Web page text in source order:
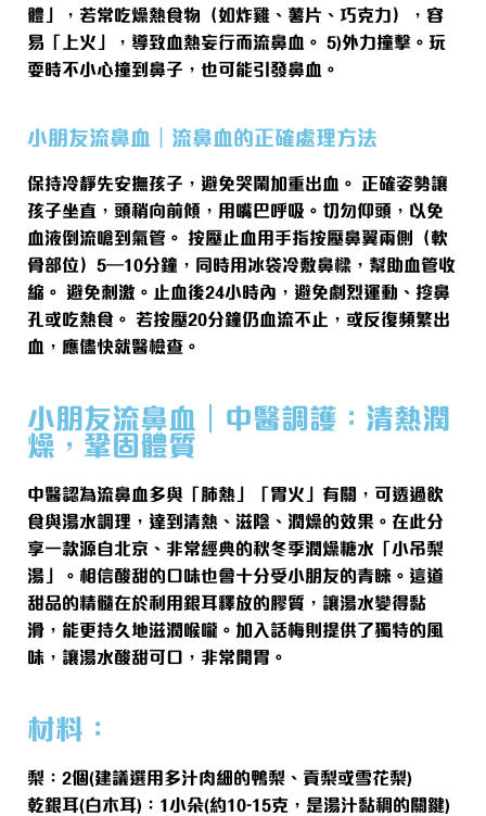
體」，若常吃燥熱食物（如炸雞、薯片、巧克力），容
易「上火」，導致血熱妄行而流鼻血。 5)外力撞擊。玩
耍時不小心撞到鼻子，也可能引發鼻血。
小朋友流鼻血｜流鼻血的正確處理方法
保持冷靜先安撫孩子，避免哭鬧加重出血。 正確姿勢讓
孩子坐直，頭稍向前傾，用嘴巴呼吸。切勿仰頭，以免
血液倒流嗆到氣管。 按壓止血用手指按壓鼻翼兩側（軟
骨部位）5–10分鐘，同時用冰袋冷敷鼻樑，幫助血管收
縮。 避免刺激。止血後24小時內，避免劇烈運動、挖鼻
孔或吃熱食。 若按壓20分鐘仍血流不止，或反復頻繁出
血，應儘快就醫檢查。
小朋友流鼻血｜中醫調護：清熱潤
燥，鞏固體質
中醫認為流鼻血多與「肺熱」「胃火」有關，可透過飲
食與湯水調理，達到清熱、滋陰、潤燥的效果。在此分
享一款源自北京、非常經典的秋冬季潤燥糖水「小吊梨
湯」。相信酸甜的口味也會十分受小朋友的青睞。這道
甜品的精髓在於利用銀耳釋放的膠質，讓湯水變得黏
滑，能更持久地滋潤喉嚨。加入話梅則提供了獨特的風
味，讓湯水酸甜可口，非常開胃。
材料：
梨：2個(建議選用多汁肉細的鴨梨、貢梨或雪花梨)
乾銀耳(白木耳)：1小朵(約10-15克，是湯汁黏稠的關鍵)